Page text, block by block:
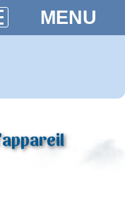
MENU